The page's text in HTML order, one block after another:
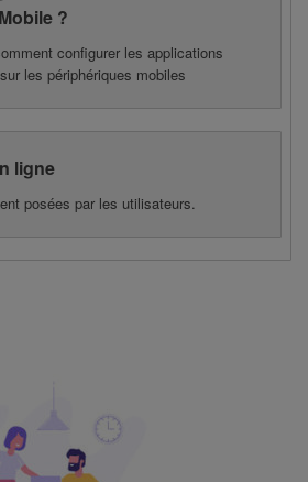
?
configurer les applications
les périphériques mobiles
ligne
posées par les utilisateurs.